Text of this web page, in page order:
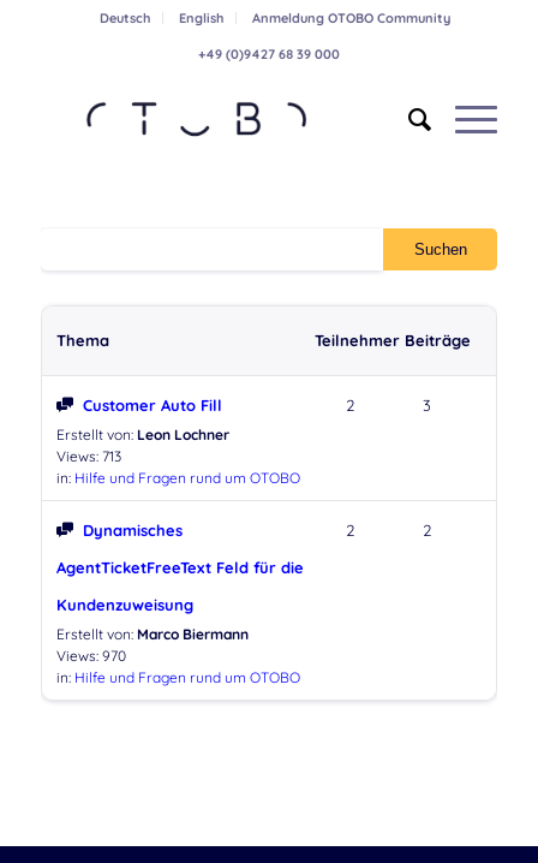
Deutsch English Anmeldung OTOBO Community
+49 (0)9427 68 39 000
Thema Teilnehmer Beiträge
Customer Auto Fill
Erstellt von: Leon Lochner
Views: 713
in: Hilfe und Fragen rund um OTOBO
2 3
Dynamisches
AgentTicketFreeText Feld für die
Kundenzuweisung
Erstellt von: Marco Biermann
Views: 970
in: Hilfe und Fragen rund um OTOBO
2 2